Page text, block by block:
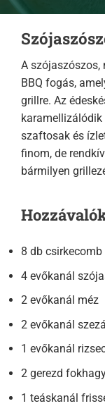
A szójaszószos,
BBQ fogás,
grillre. Az
szaftosak és
finom, de
bármilyen
8 db csirkecomb
4 evőkanál
2 evőkanál méz
2 evőkanál
1 evőkanál
2 gerezd
1 teáskanál